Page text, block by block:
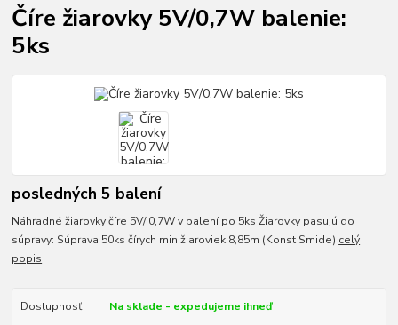
Číre žiarovky 5V/0,7W balenie:
5ks
posledných 5 balení
Náhradné žiarovky číre 5V/ 0,7W v balení po 5ks Žiarovky pasujú do
súpravy: Súprava 50ks čírych minižiaroviek 8,85m (Konst Smide) celý
popis
Dostupnosť Na sklade - expedujeme ihneď